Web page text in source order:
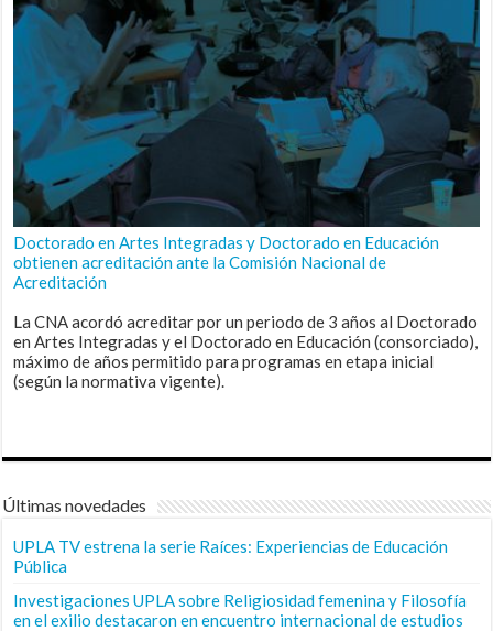
Doctorado en Artes Integradas y Doctorado en Educación
obtienen acreditación ante la Comisión Nacional de
Acreditación
La CNA acordó acreditar por un periodo de 3 años al Doctorado
en Artes Integradas y el Doctorado en Educación (consorciado),
máximo de años permitido para programas en etapa inicial
(según la normativa vigente).
Últimas novedades
UPLA TV estrena la serie Raíces: Experiencias de Educación
Pública
Investigaciones UPLA sobre Religiosidad femenina y Filosofía
en el exilio destacaron en encuentro internacional de estudios